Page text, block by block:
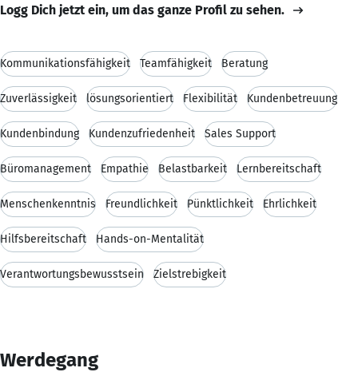
Logg Dich jetzt ein, um das ganze Profil zu sehen.
Kommunikationsfähigkeit Teamfähigkeit Beratung
Zuverlässigkeit lösungsorientiert Flexibilität Kundenbetreuung
Kundenbindung Kundenzufriedenheit Sales Support
Büromanagement Empathie Belastbarkeit Lernbereitschaft
Menschenkenntnis Freundlichkeit Pünktlichkeit Ehrlichkeit
Hilfsbereitschaft Hands-on-Mentalität
Verantwortungsbewusstsein Zielstrebigkeit
Werdegang